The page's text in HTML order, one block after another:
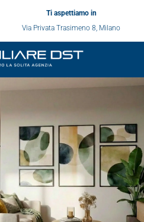
Ti aspettiamo in
Via Privata Trasimeno 8, Milano